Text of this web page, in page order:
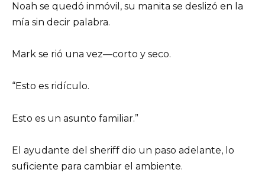
Noah se quedó inmóvil, su manita se deslizó en la
mía sin decir palabra.
Mark se rió una vez—corto y seco.
“Esto es ridículo.
Esto es un asunto familiar.”
El ayudante del sheriff dio un paso adelante, lo
suficiente para cambiar el ambiente.